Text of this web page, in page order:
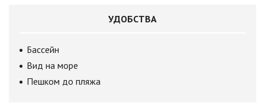
УДОБСТВА
Бассейн
Вид на море
Пешком до пляжа